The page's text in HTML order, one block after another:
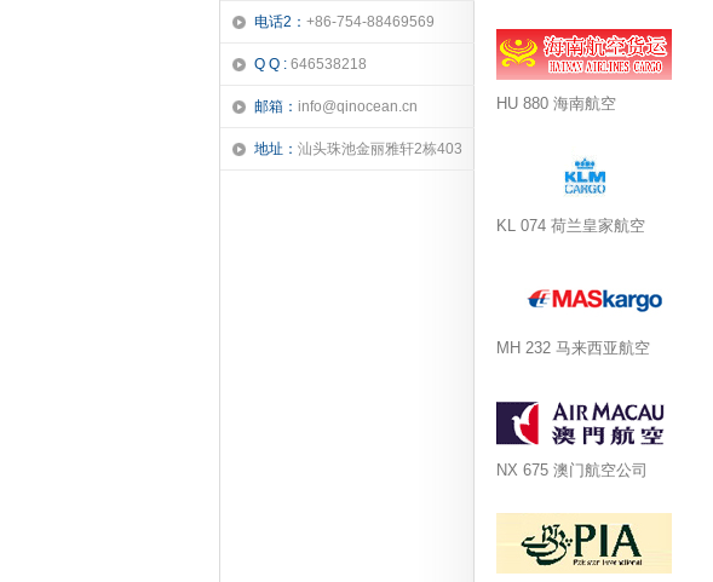
电话2： +86-754-88469569
Q Q : 646538218
邮箱： info@qinocean.cn
地址： 汕头珠池金丽雅轩2栋403
HU 880 海南航空
KL 074 荷兰皇家航空
MH 232 马来西亚航空
NX 675 澳门航空公司